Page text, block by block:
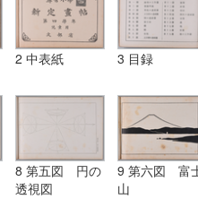
2 中表紙 3 目録
8 第五図 円の
透視図
9 第六図 富
山